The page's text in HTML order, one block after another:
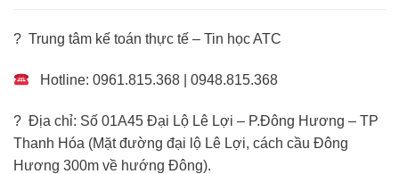
? Trung tâm kế toán thực tế – Tin học ATC
Hotline: 0961.815.368 | 0948.815.368
? Địa chỉ: Số 01A45 Đại Lộ Lê Lợi – P.Đông Hương – TP
Thanh Hóa (Mặt đường đại lộ Lê Lợi, cách cầu Đông
Hương 300m về hướng Đông).